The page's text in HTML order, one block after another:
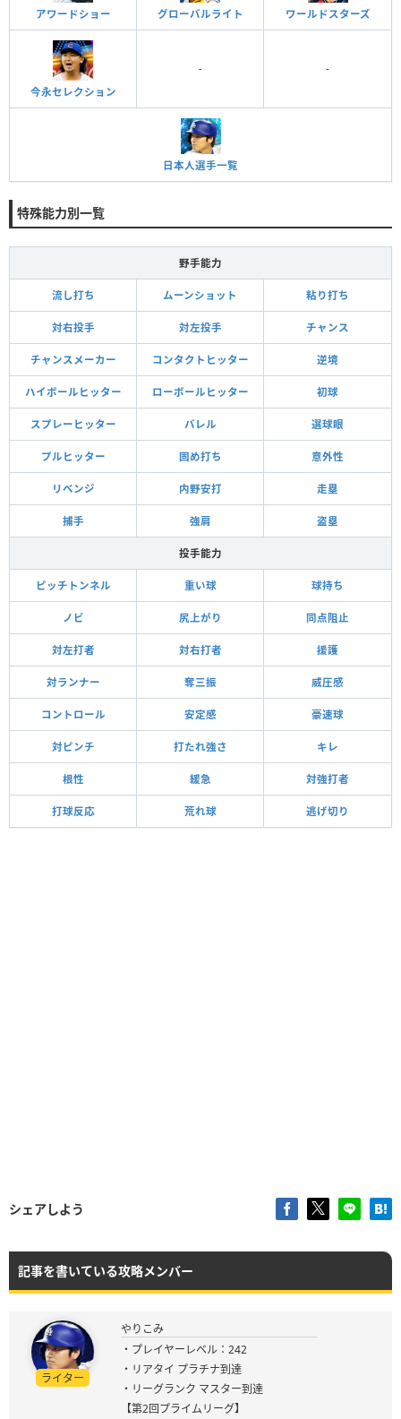
アワードショー グローバルライト ワールドスターズ
今永セレクション
- -
日本人選手一覧
特殊能力別一覧
野手能力
流し打ち ムーンショット 粘り打ち
対右投手 対左投手 チャンス
チャンスメーカー コンタクトヒッター 逆境
ハイボールヒッター ローボールヒッター 初球
スプレーヒッター バレル 選球眼
プルヒッター 固め打ち 意外性
リベンジ 内野安打 走塁
捕手 強肩 盗塁
投手能力
ピッチトンネル 重い球 球持ち
ノビ 尻上がり 同点阻止
対左打者 対右打者 援護
対ランナー 奪三振 威圧感
コントロール 安定感 豪速球
対ピンチ 打たれ強さ キレ
根性 緩急 対強打者
打球反応 荒れ球 逃げ切り
シェアしよう
記事を書いている攻略メンバー
ライター
やりこみ
・プレイヤーレベル：242
・リアタイ プラチナ到達
・リーグランク マスター到達
【第2回プライムリーグ】